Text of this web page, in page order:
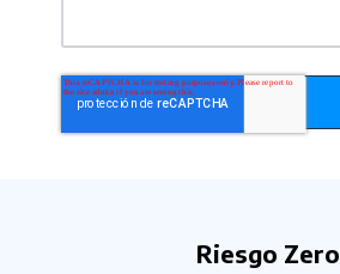
Riesgo Zero